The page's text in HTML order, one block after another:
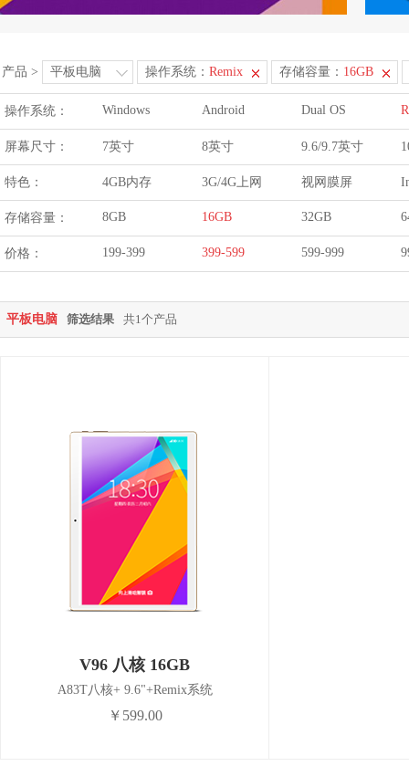
产品 > 平板电脑 操作系统： Remix 存储容量： 16GB
操作系统： Windows Android Dual OS
屏幕尺寸： 7英寸 8英寸 9.6/9.7英寸
特色： 4GB内存 3G/4G上网 视网膜屏
存储容量： 8GB 16GB 32GB
价格： 199-399 399-599 599-999
平板电脑 筛选结果 共1个产品
V96 八核 16GB
A83T八核+ 9.6"+Remix系统
￥599.00